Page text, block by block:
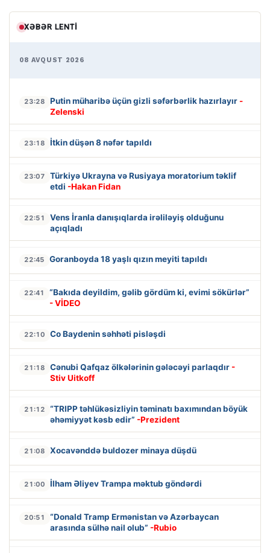
XƏBƏR LENTI
08 AVQUST 2026
23:28 Putin müharibə üçün gizli səfərbərlik hazırlayır -
Zelenski
23:18 İtkin düşən 8 nəfər tapıldı
23:07
Türkiyə Ukrayna və Rusiyaya moratorium təklif
etdi -Hakan Fidan
22:51
Vens İranla danışıqlarda irəliləyiş olduğunu
açıqladı
22:45 Goranboyda 18 yaşlı qızın meyiti tapıldı
22:41
“Bakıda deyildim, gəlib gördüm ki, evimi sökürlər”
- VİDEO
22:10 Co Baydenin səhhəti pisləşdi
21:18 Cənubi Qafqaz ölkələrinin gələcəyi parlaqdır -
Stiv Uitkoff
21:12
“TRIPP təhlükəsizliyin təminatı baxımından böyük
əhəmiyyət kəsb edir” -Prezident
21:08 Xocavənddə buldozer minaya düşdü
21:00 İlham Əliyev Trampa məktub göndərdi
20:51
“Donald Tramp Ermənistan və Azərbaycan
arasında sülhə nail olub” -Rubio